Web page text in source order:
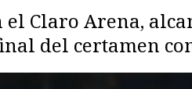
Claro Arena,
del certamen